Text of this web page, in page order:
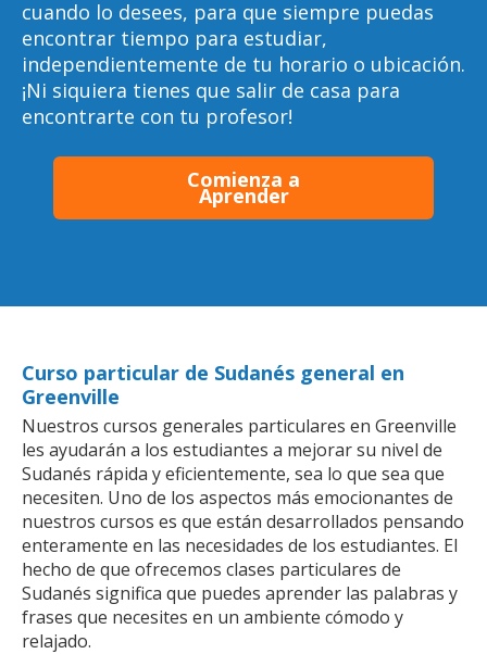
cuando lo desees, para que siempre puedas
encontrar tiempo para estudiar,
independientemente de tu horario o ubicación.
¡Ni siquiera tienes que salir de casa para
encontrarte con tu profesor!
Comienza a
Aprender
Curso particular de Sudanés general en
Greenville
Nuestros cursos generales particulares en Greenville
les ayudarán a los estudiantes a mejorar su nivel de
Sudanés rápida y eficientemente, sea lo que sea que
necesiten. Uno de los aspectos más emocionantes de
nuestros cursos es que están desarrollados pensando
enteramente en las necesidades de los estudiantes. El
hecho de que ofrecemos clases particulares de
Sudanés significa que puedes aprender las palabras y
frases que necesites en un ambiente cómodo y
relajado.